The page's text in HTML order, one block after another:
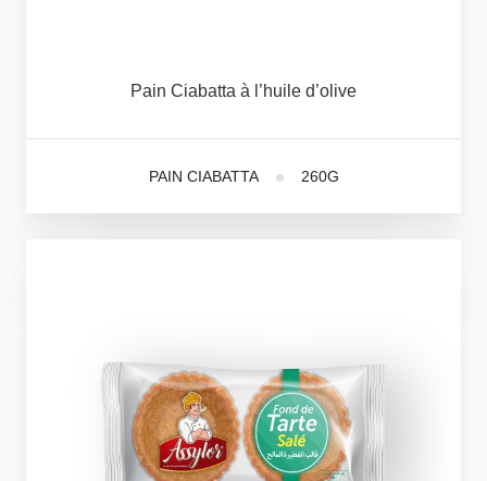
Pain Ciabatta à l’huile d’olive
PAIN CIABATTA 260G